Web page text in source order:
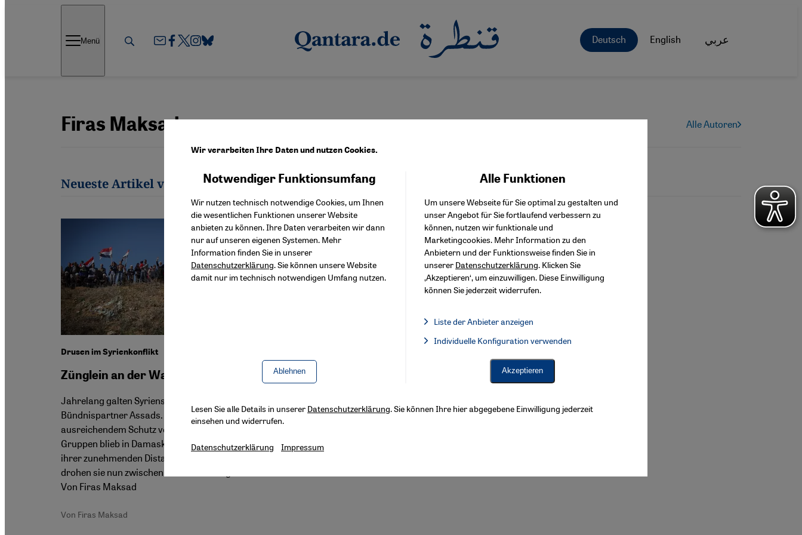
Deutsch English عربي Menü
Firas Maksad Alle Autoren
Neueste Artikel von Firas Maksad
Drusen im Syrienkonflikt
Zünglein an der Waage
Jahrelang galten Syriens Drusen als treue
Bündnispartner Assads. Doch ihr Ruf nach
ausreichendem Schutz vor extremistischen
Gruppen blieb in Damaskus ungehört. Wegen
ihrer zunehmenden Distanz zum Baath-Regime
drohen sie nun zwischen die Fronten zu geraten.
Von Firas Maksad
Von Firas Maksad
Wir verarbeiten Ihre Daten und nutzen Cookies.
Notwendiger Funktionsumfang
Wir nutzen technisch notwendige Cookies, um Ihnen
die wesentlichen Funktionen unserer Website
anbieten zu können. Ihre Daten verarbeiten wir dann
nur auf unseren eigenen Systemen. Mehr
Information finden Sie in unserer
Datenschutzerklärung. Sie können unsere Website
damit nur im technisch notwendigen Umfang nutzen.
Ablehnen
Alle Funktionen
Um unsere Webseite für Sie optimal zu gestalten und
unser Angebot für Sie fortlaufend verbessern zu
können, nutzen wir funktionale und
Marketingcookies. Mehr Information zu den
Anbietern und der Funktionsweise finden Sie in
unserer Datenschutzerklärung. Klicken Sie
‚Akzeptieren‘, um einzuwilligen. Diese Einwilligung
können Sie jederzeit widerrufen.
Liste der Anbieter anzeigen
Facebook Embed / Facebook Connect, Google Maps Embed, Google Tag Manager, Instagram Embed,
Facebook Embed / Facebook Connect
Twitter Embed
Instagram Embed
Youtube Embed
Google Maps Embed
Individuelle Konfiguration verwenden
Akzeptieren
Lesen Sie alle Details in unserer Datenschutzerklärung. Sie können Ihre hier abgegebene Einwilligung jederzeit
einsehen und widerrufen.
Datenschutzerklärung Impressum